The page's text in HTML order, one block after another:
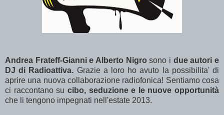
Andrea Frateff-Gianni e Alberto Nigro sono i due autori e
DJ di Radioattiva. Grazie a loro ho avuto la possibilita' di
aprire una nuova collaborazione radiofonica! Sentiamo cosa
ci raccontano su cibo, seduzione e le nuove opportunità
che li tengono impegnati nell'estate 2013.